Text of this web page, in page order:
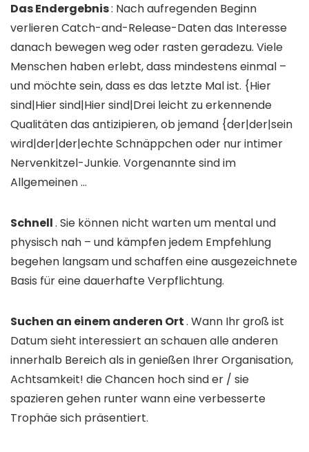
Das Endergebnis: Nach aufregenden Beginn
verlieren Catch-and-Release-Daten das Interesse
danach bewegen weg oder rasten geradezu. Viele
Menschen haben erlebt, dass mindestens einmal –
und möchte sein, dass es das letzte Mal ist. {Hier
sind|Hier sind|Hier sind|Drei leicht zu erkennende
Qualitäten das antizipieren, ob jemand {der|der|sein
wird|der|der|echte Schnäppchen oder nur intimer
Nervenkitzel-Junkie. Vorgenannte sind im
Allgemeinen …
Schnell. Sie können nicht warten um mental und
physisch nah – und kämpfen jedem Empfehlung
begehen langsam und schaffen eine ausgezeichnete
Basis für eine dauerhafte Verpflichtung.
Suchen an einem anderen Ort. Wann Ihr groß ist
Datum sieht interessiert an schauen alle anderen
innerhalb Bereich als in genießen Ihrer Organisation,
Achtsamkeit! die Chancen hoch sind er / sie
spazieren gehen runter wann eine verbesserte
Trophäe sich präsentiert.